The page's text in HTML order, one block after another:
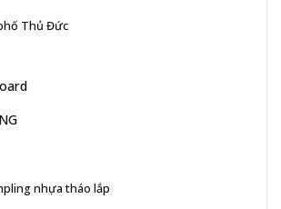
Thủ Đức
nhựa tháo lắp